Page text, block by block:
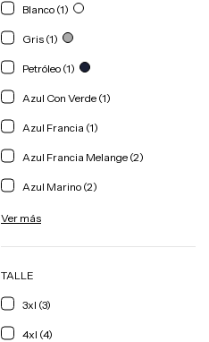
Blanco (1)
Gris (1)
Petróleo (1)
Azul Con Verde (1)
Azul Francia (1)
Azul Francia Melange (2)
Azul Marino (2)
Ver más
TALLE
3xl (3)
4xl (4)